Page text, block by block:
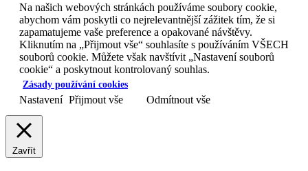
Na našich webových stránkách používáme soubory cookie,
abychom vám poskytli co nejrelevantnější zážitek tím, že si
zapamatujeme vaše preference a opakované návštěvy.
Kliknutím na „Přijmout vše“ souhlasíte s používáním VŠECH
souborů cookie. Můžete však navštívit „Nastavení souborů
cookie“ a poskytnout kontrolovaný souhlas.
Zásady používání cookies
Nastavení Přijmout vše Odmítnout vše
Zavřít